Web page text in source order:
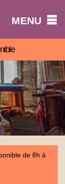
MENU
de 8h à